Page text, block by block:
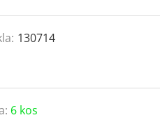
130714
6 kos